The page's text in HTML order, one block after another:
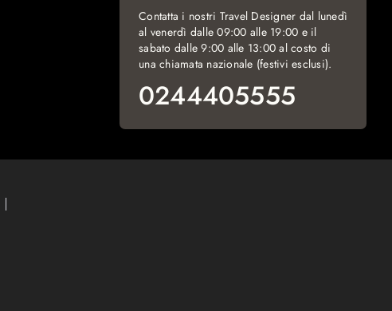
Contatta i nostri Travel Designer dal lunedì
al venerdì dalle 09:00 alle 19:00 e il
sabato dalle 9:00 alle 13:00 al costo di
una chiamata nazionale (festivi esclusi).
0244405555